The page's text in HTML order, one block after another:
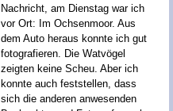
Nachricht, am Dienstag war ich
vor Ort: Im Ochsenmoor. Aus
dem Auto heraus konnte ich gut
fotografieren. Die Watvögel
zeigten keine Scheu. Aber ich
konnte auch feststellen, dass
sich die anderen anwesenden